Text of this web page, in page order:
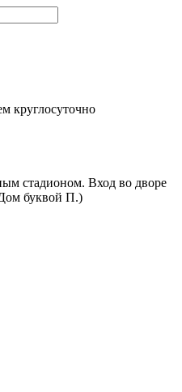
круглосуточно
стадионом. Вход во дворе
буквой П.)